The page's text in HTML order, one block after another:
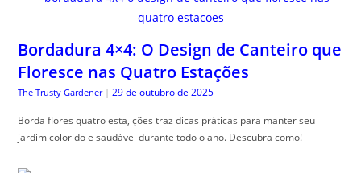
Bordadura 4×4: O Design de Canteiro que
Floresce nas Quatro Estações
The Trusty Gardener | 29 de outubro de 2025
Borda flores quatro esta, ções traz dicas práticas para manter seu
jardim colorido e saudável durante todo o ano. Descubra como!